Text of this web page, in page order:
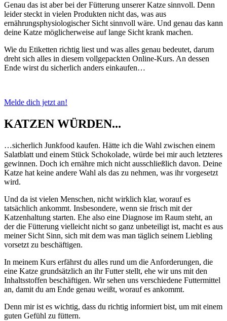
Genau das ist aber bei der Fütterung unserer Katze sinnvoll. Denn
leider steckt in vielen Produkten nicht das, was aus
ernährungsphysiologischer Sicht sinnvoll wäre. Und genau das kann
deine Katze möglicherweise auf lange Sicht krank machen.
Wie du Etiketten richtig liest und was alles genau bedeutet, darum
dreht sich alles in diesem vollgepackten Online-Kurs. An dessen
Ende wirst du sicherlich anders einkaufen…
Melde dich jetzt an!
KATZEN WÜRDEN...
…sicherlich Junkfood kaufen. Hätte ich die Wahl zwischen einem
Salatblatt und einem Stück Schokolade, würde bei mir auch letzteres
gewinnen. Doch ich ernähre mich nicht ausschließlich davon. Deine
Katze hat keine andere Wahl als das zu nehmen, was ihr vorgesetzt
wird.
Und da ist vielen Menschen, nicht wirklich klar, worauf es
tatsächlich ankommt. Insbesondere, wenn sie frisch mit der
Katzenhaltung starten. Ehe also eine Diagnose im Raum steht, an
der die Fütterung vielleicht nicht so ganz unbeteiligt ist, macht es aus
meiner Sicht Sinn, sich mit dem was man täglich seinem Liebling
vorsetzt zu beschäftigen.
In meinem Kurs erfährst du alles rund um die Anforderungen, die
eine Katze grundsätzlich an ihr Futter stellt, ehe wir uns mit den
Inhaltsstoffen beschäftigen. Wir sehen uns verschiedene Futtermittel
an, damit du am Ende genau weißt, worauf es ankommt.
Denn mir ist es wichtig, dass du richtig informiert bist, um mit einem
guten Gefühl zu füttern.